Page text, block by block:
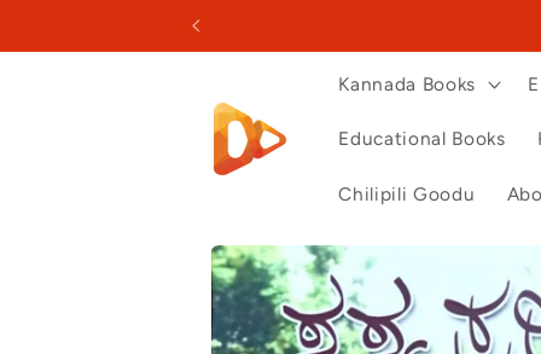
Kannada Books
Educational Books
Chilipili Goodu
Skip to
product
information